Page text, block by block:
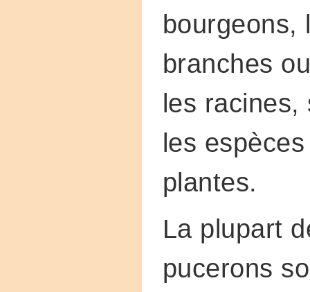
bourgeons,
branches
les racines,
les
plantes.
La plupart
pucerons